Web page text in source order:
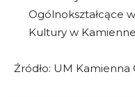
Ogólnokształcące
Kultury w
Źródło: UM Kamienna